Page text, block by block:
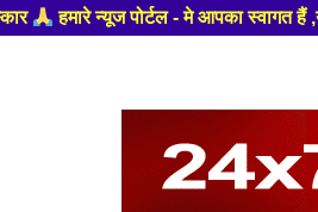
मे आपका स्वागत हैं ,यहाँ आपको हमेशा